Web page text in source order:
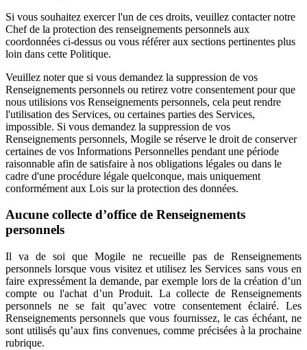
Si vous souhaitez exercer l'un de ces droits, veuillez contacter notre
Chef de la protection des renseignements personnels aux
coordonnées ci-dessus ou vous référer aux sections pertinentes plus
loin dans cette Politique.
Veuillez noter que si vous demandez la suppression de vos
Renseignements personnels ou retirez votre consentement pour que
nous utilisions vos Renseignements personnels, cela peut rendre
l'utilisation des Services, ou certaines parties des Services,
impossible. Si vous demandez la suppression de vos
Renseignements personnels, Mogile se réserve le droit de conserver
certaines de vos Informations Personnelles pendant une période
raisonnable afin de satisfaire à nos obligations légales ou dans le
cadre d'une procédure légale quelconque, mais uniquement
conformément aux Lois sur la protection des données.
Aucune collecte d’office de Renseignements
personnels
Il va de soi que Mogile ne recueille pas de Renseignements
personnels lorsque vous visitez et utilisez les Services sans vous en
faire expressément la demande, par exemple lors de la création d’un
compte ou l'achat d’un Produit. La collecte de Renseignements
personnels ne se fait qu’avec votre consentement éclairé. Les
Renseignements personnels que vous fournissez, le cas échéant, ne
sont utilisés qu’aux fins convenues, comme précisées à la prochaine
rubrique.